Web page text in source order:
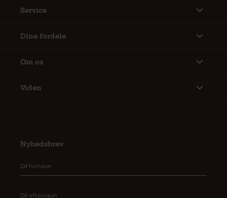
Service
Dine fordele
Om os
Viden
Nyhedsbrev